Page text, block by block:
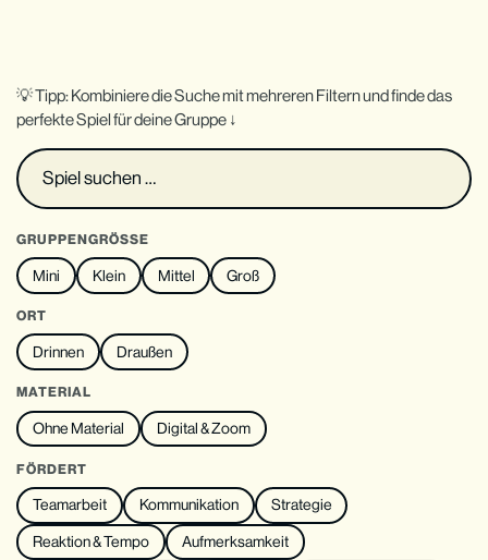
💡 Tipp: Kombiniere die Suche mit mehreren Filtern und finde das
perfekte Spiel für deine Gruppe ↓
GRUPPENGRÖSSE
Mini Klein Mittel Groß
ORT
Drinnen Draußen
MATERIAL
Ohne Material Digital & Zoom
FÖRDERT
Teamarbeit Kommunikation Strategie
Reaktion & Tempo Aufmerksamkeit